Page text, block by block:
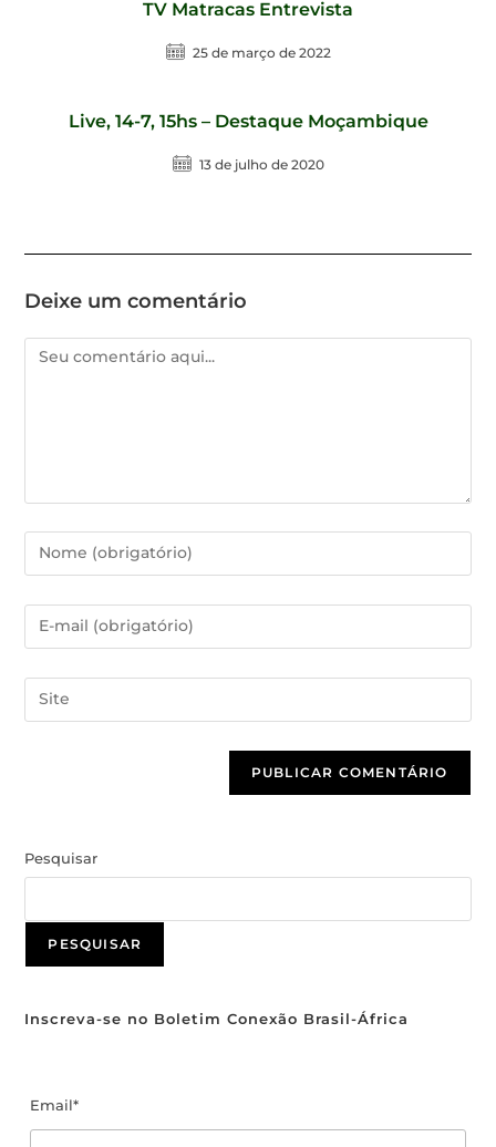
TV Matracas Entrevista
25 de março de 2022
Live, 14-7, 15hs – Destaque Moçambique
13 de julho de 2020
Deixe um comentário
Pesquisar
PESQUISAR
Inscreva-se no Boletim Conexão Brasil-África
Email*